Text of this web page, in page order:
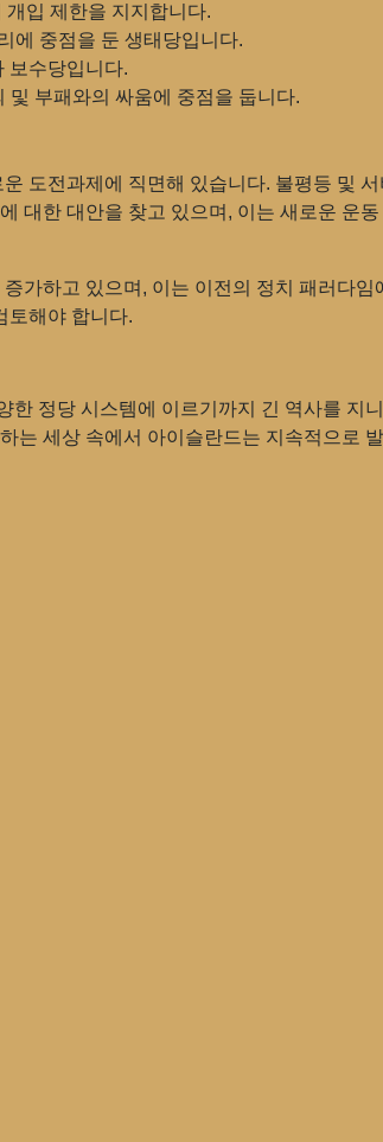
입 제한을 지지합니다.
에 중점을 둔 생태당입니다.
보수당입니다.
및 부패와의 싸움에 중점을 둡니다.
도전과제에 직면해 있습니다. 불평등 및
대한 대안을 찾고 있으며, 이는 새로운 운
가하고 있으며, 이는 이전의 정치 패러다
토해야 합니다.
정당 시스템에 이르기까지 긴 역사를 지
는 세상 속에서 아이슬란드는 지속적으로